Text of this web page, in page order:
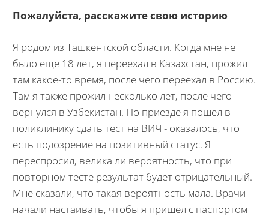
Пожалуйста, расскажите свою историю
Я родом из Ташкентской области. Когда мне не
было еще 18 лет, я переехал в Казахстан, прожил
там какое-то время, после чего переехал в Россию.
Там я также прожил несколько лет, после чего
вернулся в Узбекистан. По приезде я пошел в
поликлинику сдать тест на ВИЧ - оказалось, что
есть подозрение на позитивный статус. Я
переспросил, велика ли вероятность, что при
повторном тесте результат будет отрицательный.
Мне сказали, что такая вероятность мала. Врачи
начали настаивать, чтобы я пришел с паспортом